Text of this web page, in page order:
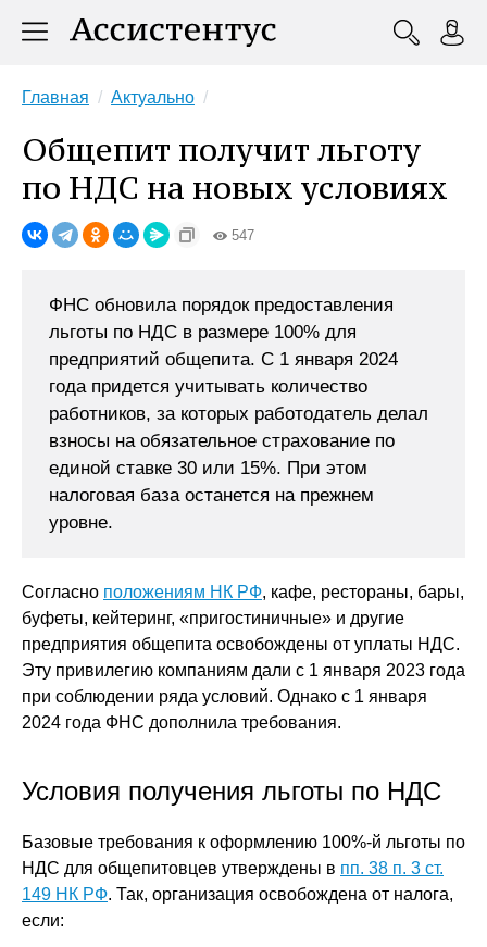
Главная Актуально
Общепит получит льготу
по НДС на новых условиях
547
ФНС обновила порядок предоставления
льготы по НДС в размере 100% для
предприятий общепита. С 1 января 2024
года придется учитывать количество
работников, за которых работодатель делал
взносы на обязательное страхование по
единой ставке 30 или 15%. При этом
налоговая база останется на прежнем
уровне.
Согласно положениям НК РФ, кафе, рестораны, бары,
буфеты, кейтеринг, «пригостиничные» и другие
предприятия общепита освобождены от уплаты НДС.
Эту привилегию компаниям дали с 1 января 2023 года
при соблюдении ряда условий. Однако с 1 января
2024 года ФНС дополнила требования.
Условия получения льготы по НДС
Базовые требования к оформлению 100%-й льготы по
НДС для общепитовцев утверждены в пп. 38 п. 3 ст.
149 НК РФ. Так, организация освобождена от налога,
если: